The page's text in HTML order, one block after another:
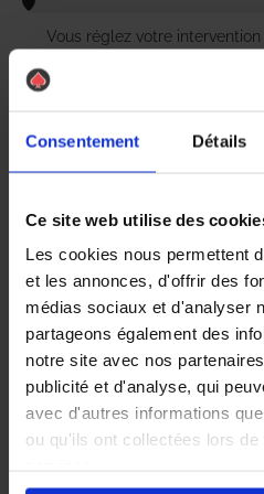
Consentement Détails
Ce site web utilise des
Les cookies nous permettent
et les annonces, d'offrir des
médias sociaux et d'analyser
partageons également des
notre site avec nos
publicité et d'analyse, qui
avec d'autres informations
ou qu'ils ont collectées lors
Vous réglez votre
Vous évaluez la prestation
Vous recevez une demande
avec l’équipe
Nous avons